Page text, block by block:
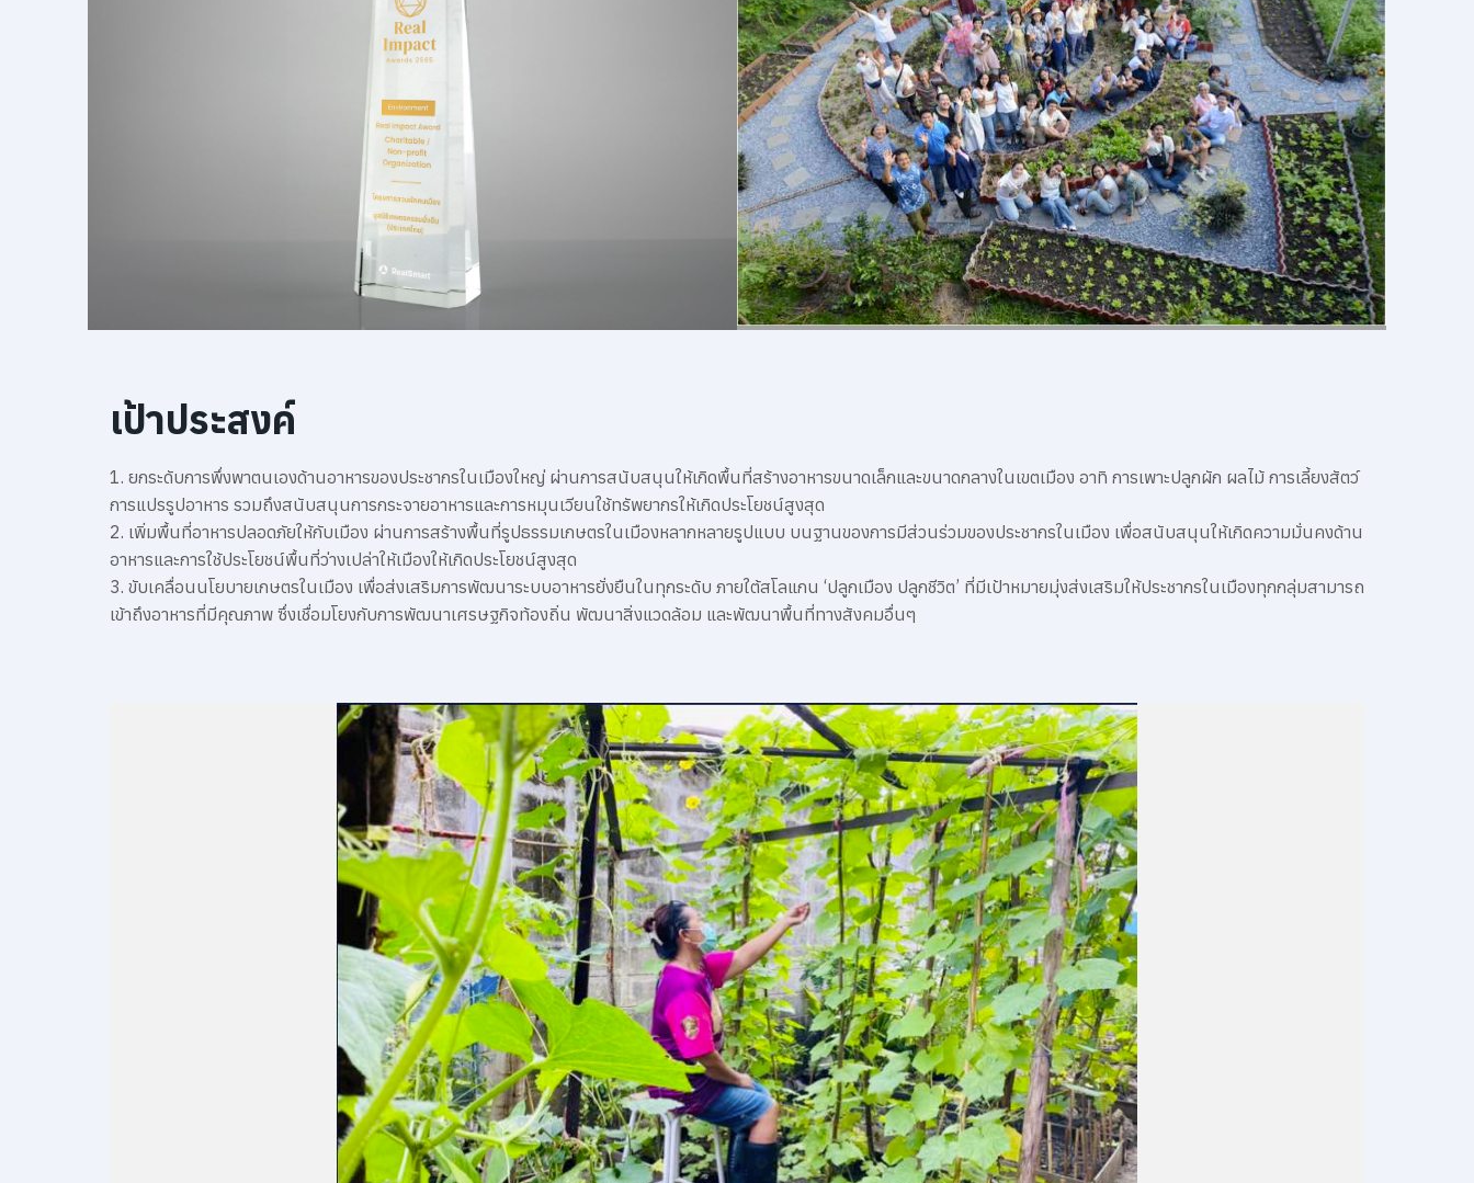
เป้าประสงค์
1. ยกระดับการพึ่งพาตนเองด้านอาหารของประชากรในเมืองใหญ่ ผ่านการสนับสนุนให้เกิดพื้นที่สร้างอาหารขนาดเล็กและขนาดกลางในเขตเมือง อาทิ การเพาะปลูกผัก ผลไม้ การเลี้ยงสัตว์
การแปรรูปอาหาร รวมถึงสนับสนุนการกระจายอาหารและการหมุนเวียนใช้ทรัพยากรให้เกิดประโยชน์สูงสุด
2. เพิ่มพื้นที่อาหารปลอดภัยให้กับเมือง ผ่านการสร้างพื้นที่รูปธรรมเกษตรในเมืองหลากหลายรูปแบบ บนฐานของการมีส่วนร่วมของประชากรในเมือง เพื่อสนับสนุนให้เกิดความมั่นคงด้าน
อาหารและการใช้ประโยชน์พื้นที่ว่างเปล่าให้เมืองให้เกิดประโยชน์สูงสุด
3. ขับเคลื่อนนโยบายเกษตรในเมือง เพื่อส่งเสริมการพัฒนาระบบอาหารยั่งยืนในทุกระดับ ภายใต้สโลแกน ‘ปลูกเมือง ปลูกชีวิต’ ที่มีเป้าหมายมุ่งส่งเสริมให้ประชากรในเมืองทุกกลุ่มสามารถ
เข้าถึงอาหารที่มีคุณภาพ ซึ่งเชื่อมโยงกับการพัฒนาเศรษฐกิจท้องถิ่น พัฒนาสิ่งแวดล้อม และพัฒนาพื้นที่ทางสังคมอื่นๆ